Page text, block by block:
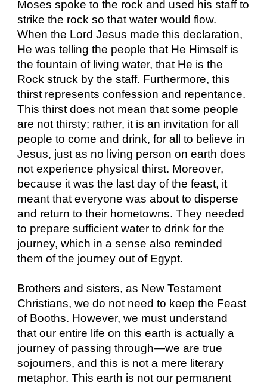
Moses spoke to the rock and used his staff to
strike the rock so that water would flow.
When the Lord Jesus made this declaration,
He was telling the people that He Himself is
the fountain of living water, that He is the
Rock struck by the staff. Furthermore, this
thirst represents confession and repentance.
This thirst does not mean that some people
are not thirsty; rather, it is an invitation for all
people to come and drink, for all to believe in
Jesus, just as no living person on earth does
not experience physical thirst. Moreover,
because it was the last day of the feast, it
meant that everyone was about to disperse
and return to their hometowns. They needed
to prepare sufficient water to drink for the
journey, which in a sense also reminded
them of the journey out of Egypt.
Brothers and sisters, as New Testament
Christians, we do not need to keep the Feast
of Booths. However, we must understand
that our entire life on this earth is actually a
journey of passing through—we are true
sojourners, and this is not a mere literary
metaphor. This earth is not our permanent